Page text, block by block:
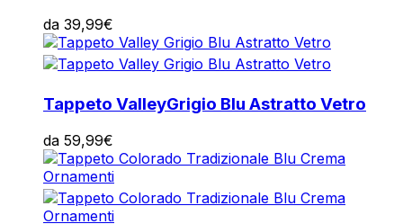
da 39,99€
Tappeto ValleyGrigio Blu Astratto Vetro
da 59,99€